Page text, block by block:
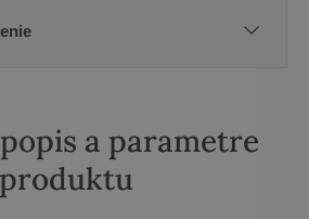
a parametre
produktu